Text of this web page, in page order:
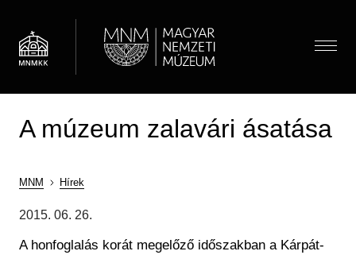
tartalomra
Menü
(HU)
Látogatóknak
Térkép
Önálló felfedezés
Múzeum
A múzeum zalavári ásatása
Morzsa
MNM Hírek
2015. 06. 26.
A honfoglalás korát megelőző időszakban a Kárpát-